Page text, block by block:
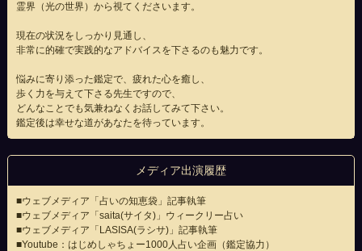
霊界（光の世界）から視てくださいます。
現在の状況をしっかり見通し、
非常に的確で実践的なアドバイスを下さるのも魅力です。
悩みに寄り添った鑑定で、疲れた心を癒し、
歩く力を与えて下さる先生ですので、
どんなことでも気兼ねなくお話してみて下さい。
鑑定後は幸せな道があなたを待っています。
メディア出演履歴
■ウェブメディア「占いの知恵袋」記事執筆
■ウェブメディア「saita(サイタ)」ウィークリー占い
■ウェブメディア「LASISA(ラシサ)」記事執筆
■Youtube：はじめしゃちょー1000人占い企画（鑑定協力）